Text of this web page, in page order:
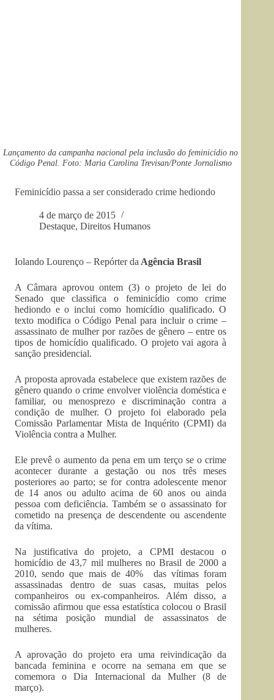
Lançamento da campanha nacional pela inclusão do feminicídio no
Código Penal. Foto: Maria Carolina Trevisan/Ponte Jornalismo
Feminicídio passa a ser considerado crime hediondo
4 de março de 2015
Destaque, Direitos Humanos
Iolando Lourenço – Repórter da Agência Brasil
A Câmara aprovou ontem (3) o projeto de lei do
Senado que classifica o feminicídio como crime
hediondo e o inclui como homicídio qualificado. O
texto modifica o Código Penal para incluir o crime –
assassinato de mulher por razões de gênero – entre os
tipos de homicídio qualificado. O projeto vai agora à
sanção presidencial.
A proposta aprovada estabelece que existem razões de
gênero quando o crime envolver violência doméstica e
familiar, ou menosprezo e discriminação contra a
condição de mulher. O projeto foi elaborado pela
Comissão Parlamentar Mista de Inquérito (CPMI) da
Violência contra a Mulher.
Ele prevê o aumento da pena em um terço se o crime
acontecer durante a gestação ou nos três meses
posteriores ao parto; se for contra adolescente menor
de 14 anos ou adulto acima de 60 anos ou ainda
pessoa com deficiência. Também se o assassinato for
cometido na presença de descendente ou ascendente
da vítima.
Na justificativa do projeto, a CPMI destacou o
homicídio de 43,7 mil mulheres no Brasil de 2000 a
2010, sendo que mais de 40% das vítimas foram
assassinadas dentro de suas casas, muitas pelos
companheiros ou ex-companheiros. Além disso, a
comissão afirmou que essa estatística colocou o Brasil
na sétima posição mundial de assassinatos de
mulheres.
A aprovação do projeto era uma reivindicação da
bancada feminina e ocorre na semana em que se
comemora o Dia Internacional da Mulher (8 de
março).